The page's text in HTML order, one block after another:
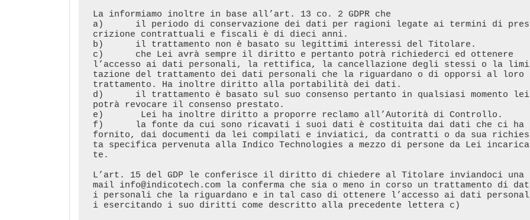
La informiamo inoltre in base all’art. 13 co. 2 GDPR che
a)	il periodo di conservazione dei dati per ragioni legate ai termini di pres
crizione contrattuali e fiscali è di dieci anni.
b)	il trattamento non è basato su legittimi interessi del Titolare.
c)	che Lei avrà sempre il diritto e pertanto potrà richiederci ed ottenere
l’accesso ai dati personali, la rettifica, la cancellazione degli stessi o la limi
tazione del trattamento dei dati personali che la riguardano o di opporsi al loro
trattamento. Ha inoltre diritto alla portabilità dei dati.
d)	il trattamento è basato sul suo consenso pertanto in qualsiasi momento lei
potrà revocare il consenso prestato.
e)	 Lei ha inoltre diritto a proporre reclamo all’Autorità di Controllo.
f)	la fonte da cui sono ricavati i suoi dati è costituita dai dati che ci ha
fornito, dai documenti da lei compilati e inviatici, da contratti o da sua richies
ta specifica pervenuta alla Indico Technologies a mezzo di persone da Lei incarica
te.
L’art. 15 del GDP le conferisce il diritto di chiedere al Titolare inviandoci una
mail info@indicotech.com la conferma che sia o meno in corso un trattamento di dat
i personali che la riguardano e in tal caso di ottenere l’accesso ai dati personal
i esercitando i suo diritti come descritto alla precedente lettera c)